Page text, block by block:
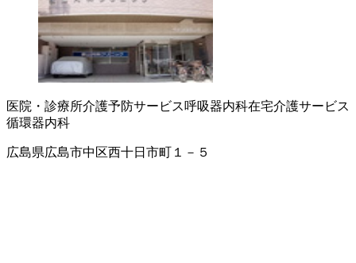
医院・診療所介護予防サービス呼吸器内科在宅介護サービス
循環器内科
広島県広島市中区西十日市町１－５